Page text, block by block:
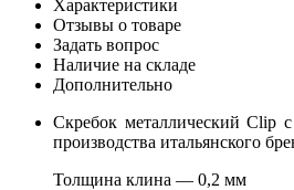
Характеристики
Отзывы о товаре
Задать вопрос
Наличие на складе
Дополнительно
Скребок металлический Clip
производства итальянского
Толщина клина — 0,2 мм